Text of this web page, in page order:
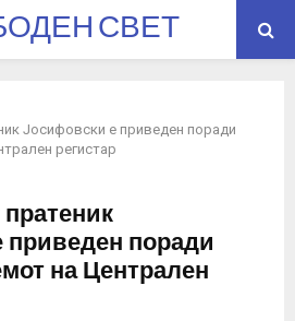
СВЕТ
Јосифовски е приведен поради
регистар
поради
на Централен